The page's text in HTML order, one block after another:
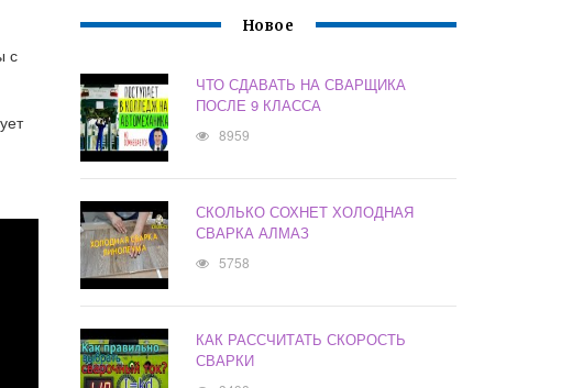
с
Новое
ЧТО СДАВАТЬ НА СВАРЩИКА
ПОСЛЕ 9 КЛАССА
8959
СКОЛЬКО СОХНЕТ ХОЛОДНАЯ
СВАРКА АЛМАЗ
5758
КАК РАССЧИТАТЬ СКОРОСТЬ
СВАРКИ